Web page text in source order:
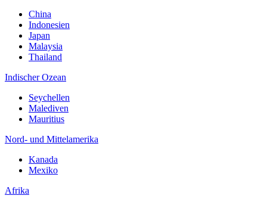
China
Indonesien
Japan
Malaysia
Thailand
Indischer Ozean
Seychellen
Malediven
Mauritius
Nord- und Mittelamerika
Kanada
Mexiko
Afrika